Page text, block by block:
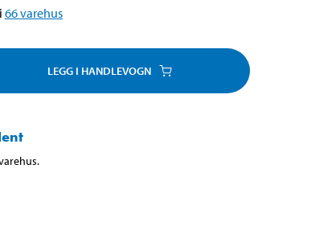
66varehus
LEGG I HANDLEVOGN